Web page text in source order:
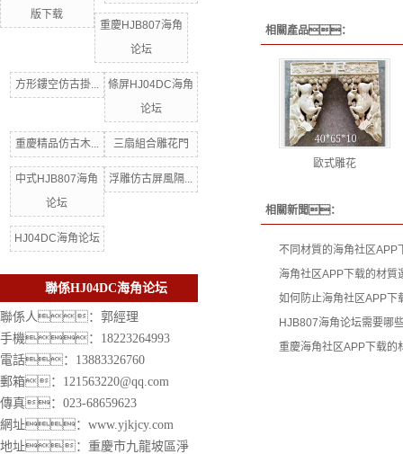
版下载
重慶HJB807海角
论坛
方形鏤空仿古掛...
條屏HJ04DC海角
论坛
重慶精品仿古木... 三扇組合雕花門
中式HJB807海角
论坛
浮雕仿古屏風隔...
HJ04DC海角论坛
聯係HJ04DC海角论坛
聯係人：郭經理
手機：18223264993
電話：13883326760
郵箱：121563220@qq.com
傳真：023-68659623
網址： www.yjkjcy.com
地址：重慶市九龍坡區淨
相關產品：
歐式雕花
相關新聞：
不同材質的海角社区APP
海角社区APP下载的材質
如何防止海角社区APP下
HJB807海角论坛需要哪
重慶海角社区APP下载的